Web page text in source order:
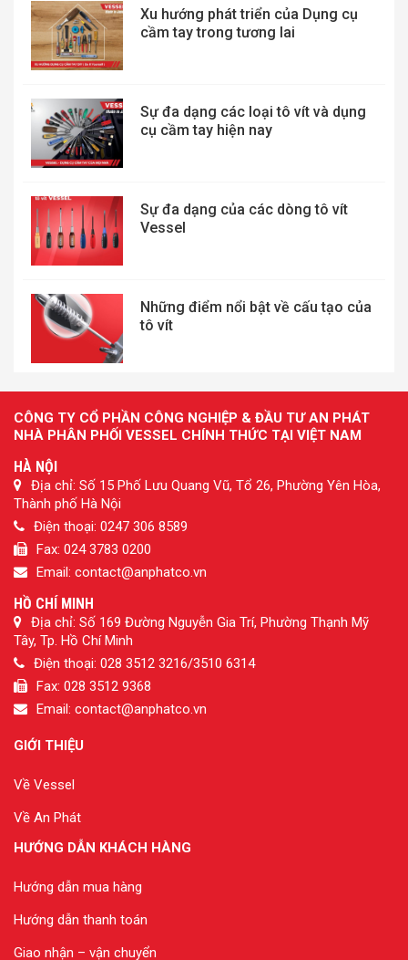
Xu hướng phát triển của Dụng cụ
cầm tay trong tương lai
Sự đa dạng các loại tô vít và dụng
cụ cầm tay hiện nay
Sự đa dạng của các dòng tô vít
Vessel
Những điểm nổi bật về cấu tạo của
tô vít
CÔNG TY CỔ PHẦN CÔNG NGHIỆP & ĐẦU TƯ AN PHÁT
NHÀ PHÂN PHỐI VESSEL CHÍNH THỨC TẠI VIỆT NAM
HÀ NỘI
Địa chỉ: Số 15 Phố Lưu Quang Vũ, Tổ 26, Phường Yên Hòa,
Thành phố Hà Nội
Điện thoại: 0247 306 8589
Fax: 024 3783 0200
Email: contact@anphatco.vn
HỒ CHÍ MINH
Địa chỉ: Số 169 Đường Nguyễn Gia Trí, Phường Thạnh Mỹ
Tây, Tp. Hồ Chí Minh
Điện thoại: 028 3512 3216/3510 6314
Fax: 028 3512 9368
Email: contact@anphatco.vn
GIỚI THIỆU
Về Vessel
Về An Phát
HƯỚNG DẪN KHÁCH HÀNG
Hướng dẫn mua hàng
Hướng dẫn thanh toán
Giao nhận – vận chuyển